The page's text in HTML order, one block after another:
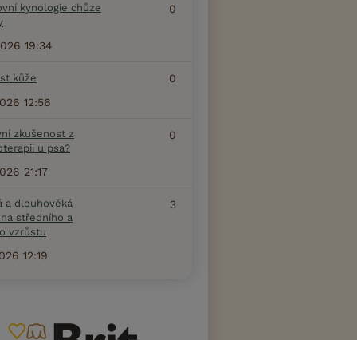
kynologie chůze
0
19:34
kůže
0
12:56
zkušenost z
u psa?
0
21:17
a dlouhověká
středního a
vzrůstu
3
12:19